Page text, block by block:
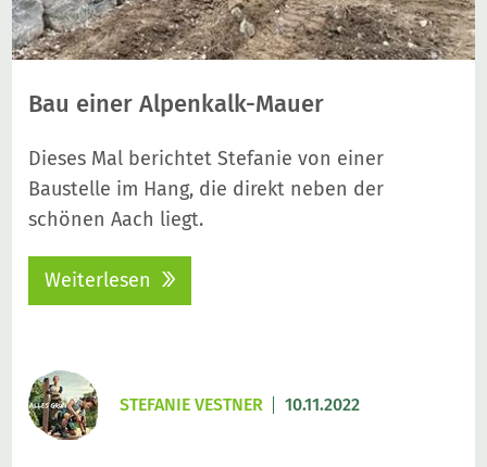
Bau einer Alpenkalk-Mauer
Dieses Mal berichtet Stefanie von einer
Baustelle im Hang, die direkt neben der
schönen Aach liegt.
Weiterlesen
STEFANIE VESTNER 10.11.2022